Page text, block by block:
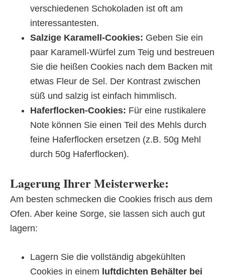
verschiedenen Schokoladen ist oft am
interessantesten.
Salzige Karamell-Cookies: Geben Sie ein
paar Karamell-Würfel zum Teig und bestreuen
Sie die heißen Cookies nach dem Backen mit
etwas Fleur de Sel. Der Kontrast zwischen
süß und salzig ist einfach himmlisch.
Haferflocken-Cookies: Für eine rustikalere
Note können Sie einen Teil des Mehls durch
feine Haferflocken ersetzen (z.B. 50g Mehl
durch 50g Haferflocken).
Lagerung Ihrer Meisterwerke:
Am besten schmecken die Cookies frisch aus dem
Ofen. Aber keine Sorge, sie lassen sich auch gut
lagern:
Lagern Sie die vollständig abgekühlten
Cookies in einem luftdichten Behälter bei